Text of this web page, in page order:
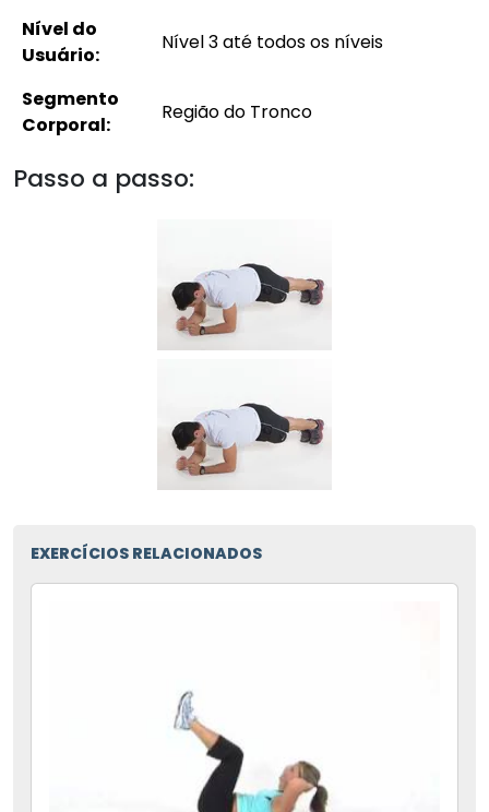
Nível do
Usuário:
Nível 3 até todos os níveis
Segmento
Corporal:
Região do Tronco
Passo a passo:
EXERCÍCIOS RELACIONADOS